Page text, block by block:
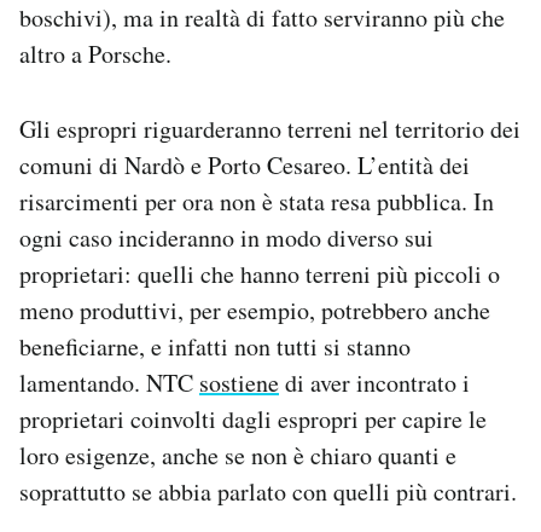
boschivi), ma in realtà di fatto serviranno più che
altro a Porsche.
Gli espropri riguarderanno terreni nel territorio dei
comuni di Nardò e Porto Cesareo. L’entità dei
risarcimenti per ora non è stata resa pubblica. In
ogni caso incideranno in modo diverso sui
proprietari: quelli che hanno terreni più piccoli o
meno produttivi, per esempio, potrebbero anche
beneficiarne, e infatti non tutti si stanno
lamentando. NTC sostienedi aver incontrato i
proprietari coinvolti dagli espropri per capire le
loro esigenze, anche se non è chiaro quanti e
soprattutto se abbia parlato con quelli più contrari.